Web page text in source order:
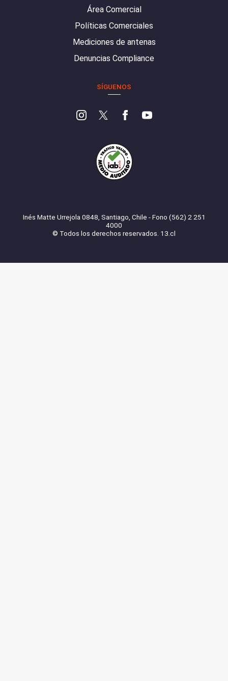
Área Comercial
Políticas Comerciales
Mediciones de antenas
Denuncias Compliance
SÍGUENOS
Inés Matte Urrejola 0848, Santiago, Chile - Fono (562) 2 251
4000
© Todos los derechos reservados. 13.cl